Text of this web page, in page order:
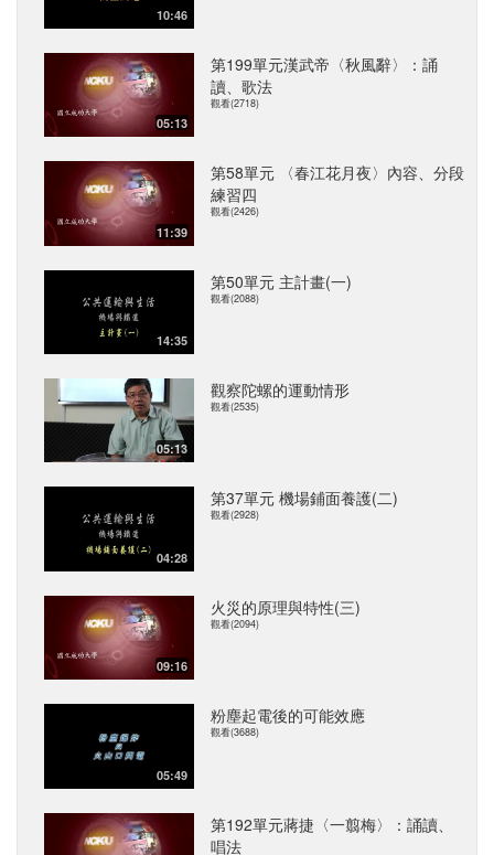
10:46
05:13
第199單元漢武帝〈秋風辭〉：誦
讀、歌法
觀看(2718)
11:39
第58單元 〈春江花月夜〉內容、分段
練習四
觀看(2426)
14:35
第50單元 主計畫(一)
觀看(2088)
05:13
觀察陀螺的運動情形
觀看(2535)
04:28
第37單元 機場鋪面養護(二)
觀看(2928)
09:16
火災的原理與特性(三)
觀看(2094)
05:49
粉塵起電後的可能效應
觀看(3688)
第192單元蔣捷〈一翦梅〉：誦讀、
唱法